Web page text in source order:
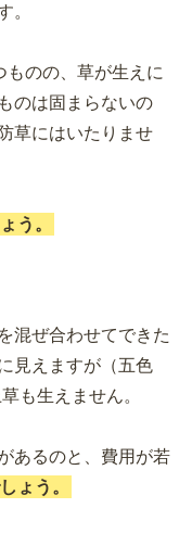
。
ものの、草が生えに
のは固まらないの
草にはいたりませ
う。
混ぜ合わせてできた
見えますが（五色
も生えません。
あるのと、費用が若
ょう。